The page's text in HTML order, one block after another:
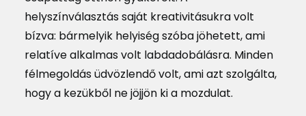
helyszínválasztás saját kreativitásukra volt
bízva: bármelyik helyiség szóba jöhetett, ami
relatíve alkalmas volt labdadobálásra. Minden
félmegoldás üdvözlendő volt, ami azt szolgálta,
hogy a kezükből ne jöjjön ki a mozdulat.